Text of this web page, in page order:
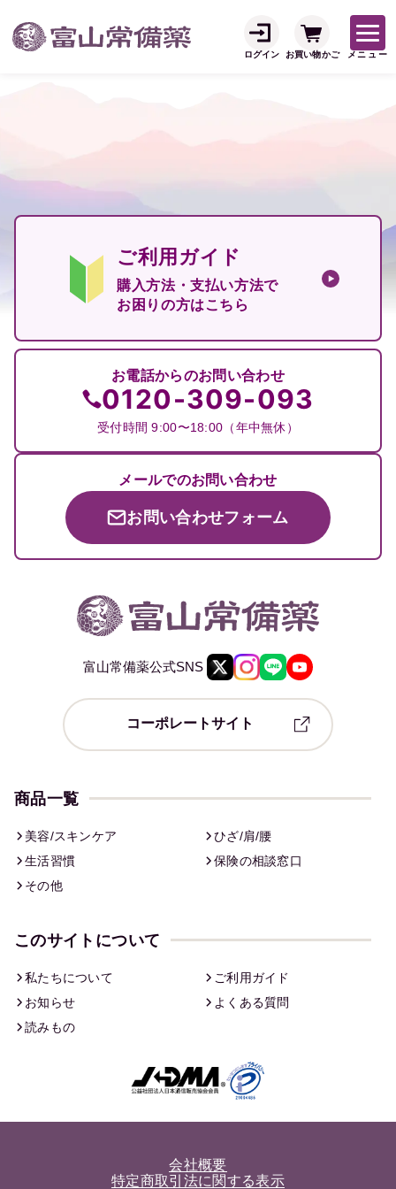
ログイン お買い物かご メニュー
ご利用ガイド
購入方法・支払い方法で
お困りの方はこちら
お電話からのお問い合わせ
0120-309-093
受付時間 9:00〜18:00（年中無休）
メールでのお問い合わせ
お問い合わせフォーム
富山常備薬公式SNS
コーポレートサイト
商品一覧
美容/スキンケア
ひざ/肩/腰
生活習慣
保険の相談窓口
その他
このサイトについて
私たちについて
ご利用ガイド
お知らせ
よくある質問
読みもの
会社概要
特定商取引法に関する表示